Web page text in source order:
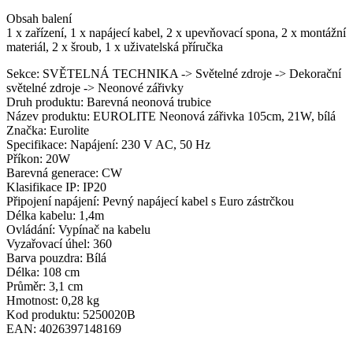
Obsah balení
1 x zařízení, 1 x napájecí kabel, 2 x upevňovací spona, 2 x montážní
materiál, 2 x šroub, 1 x uživatelská příručka
Sekce: SVĚTELNÁ TECHNIKA -> Světelné zdroje -> Dekorační
světelné zdroje -> Neonové zářivky
Druh produktu: Barevná neonová trubice
Název produktu: EUROLITE Neonová zářivka 105cm, 21W, bílá
Značka: Eurolite
Specifikace: Napájení: 230 V AC, 50 Hz
Příkon: 20W
Barevná generace: CW
Klasifikace IP: IP20
Připojení napájení: Pevný napájecí kabel s Euro zástrčkou
Délka kabelu: 1,4m
Ovládání: Vypínač na kabelu
Vyzařovací úhel: 360
Barva pouzdra: Bílá
Délka: 108 cm
Průměr: 3,1 cm
Hmotnost: 0,28 kg
Kod produktu: 5250020B
EAN: 4026397148169